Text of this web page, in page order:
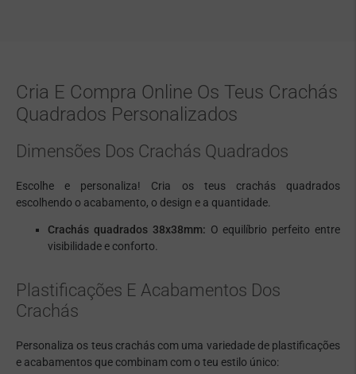
Cria E Compra Online Os Teus Crachás
Quadrados Personalizados
Dimensões Dos Crachás Quadrados
Escolhe e personaliza! Cria os teus crachás quadrados
escolhendo o acabamento, o design e a quantidade.
Crachás quadrados 38x38mm: O equilíbrio perfeito entre
visibilidade e conforto.
Plastificações E Acabamentos Dos
Crachás
Personaliza os teus crachás com uma variedade de plastificações
e acabamentos que combinam com o teu estilo único: